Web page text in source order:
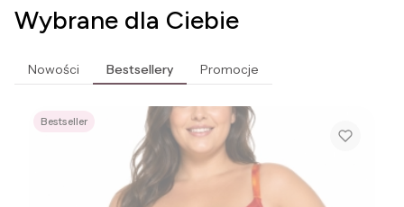
Wybrane dla Ciebie
Nowości Bestsellery Promocje
Bestseller